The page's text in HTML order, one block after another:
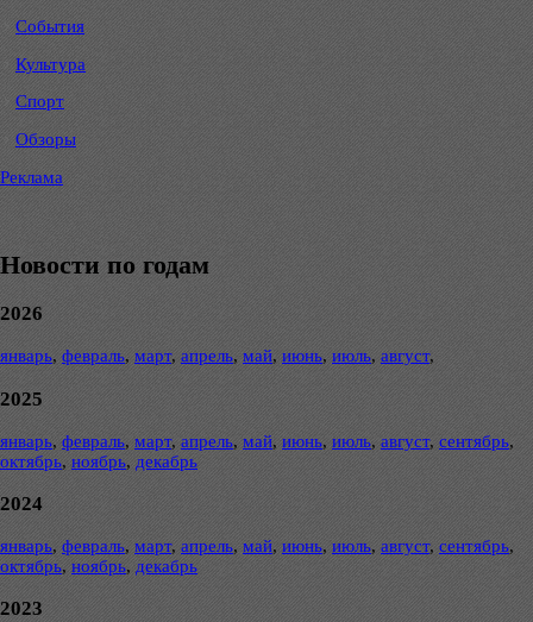
События
Культура
Спорт
Обзоры
Реклама
Новости по годам
2026
январь, февраль, март, апрель, май, июнь, июль, август,
2025
январь, февраль, март, апрель, май, июнь, июль, август, сентябрь,
октябрь, ноябрь, декабрь
2024
январь, февраль, март, апрель, май, июнь, июль, август, сентябрь,
октябрь, ноябрь, декабрь
2023